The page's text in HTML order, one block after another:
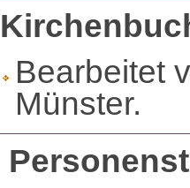
Bearbeitet
Münster.